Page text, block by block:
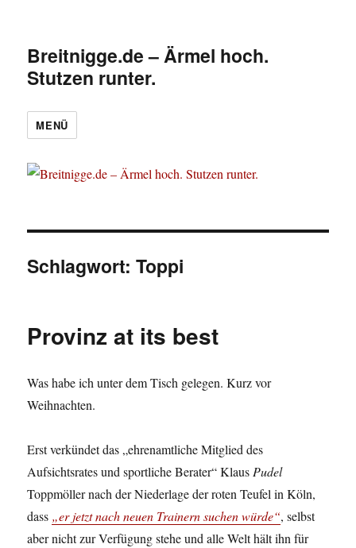
Breitnigge.de – Ärmel hoch.
Stutzen runter.
MENÜ
Schlagwort:Toppi
Provinz at its best
Was habe ich unter dem Tisch gelegen. Kurz vor
Weihnachten.
Erst verkündet das „ehrenamtliche Mitglied des
Aufsichtsrates und sportliche Berater“ KlausPudel
Toppmöller nach der Niederlage der roten Teufel in Köln,
dass „er jetzt nach neuen Trainern suchen würde“, selbst
aber nicht zur Verfügung stehe und alle Welt hält ihn für